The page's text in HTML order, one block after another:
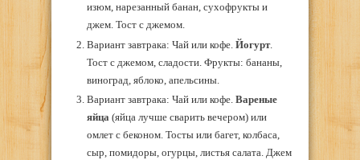
изюм, нарезанный банан, сухофрукты и
джем. Тост с джемом.
Вариант завтрака: Чай или кофе. Йогурт.
Тост с джемом, сладости. Фрукты: бананы,
виноград, яблоко, апельсины.
Вариант завтрака: Чай или кофе. Вареные
яйца(яйца лучше сварить вечером) или
омлет с беконом. Тосты или багет, колбаса,
сыр, помидоры, огурцы, листья салата. Джем